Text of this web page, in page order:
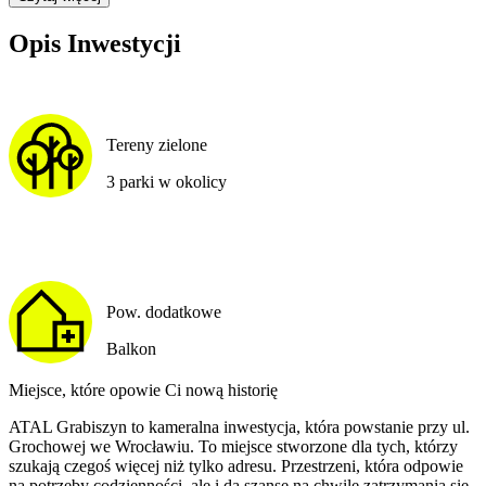
Opis Inwestycji
Tereny zielone
3 parki w okolicy
Pow. dodatkowe
Balkon
Miejsce, które opowie Ci nową historię
ATAL Grabiszyn to kameralna inwestycja, która powstanie przy ul.
Grochowej we Wrocławiu. To miejsce stworzone dla tych, którzy
szukają czegoś więcej niż tylko adresu. Przestrzeni, która odpowie